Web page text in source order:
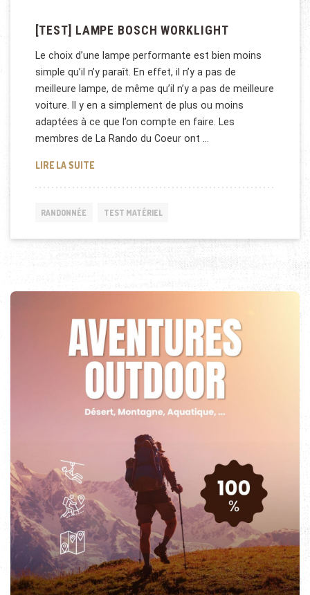
[TEST] LAMPE BOSCH WORKLIGHT
Le choix d’une lampe performante est bien moins
simple qu’il n’y paraît. En effet, il n’y a pas de
meilleure lampe, de même qu’il n’y a pas de meilleure
voiture. Il y en a simplement de plus ou moins
adaptées à ce que l’on compte en faire. Les
membres de La Rando du Coeur ont …
LIRE LA SUITE[TEST] LAMPE BOSCH WORKLIGHT
RANDONNÉE TEST MATÉRIEL